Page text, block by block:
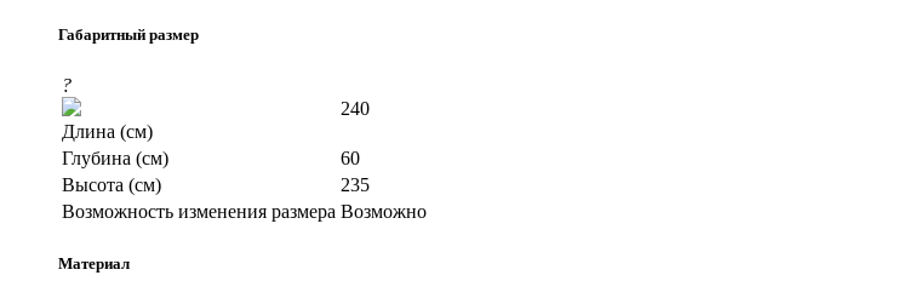
Габаритный размер
?
Длина (см)
240
Глубина (см)
60
Высота (см)
235
Возможность изменения размера Возможно
Материал